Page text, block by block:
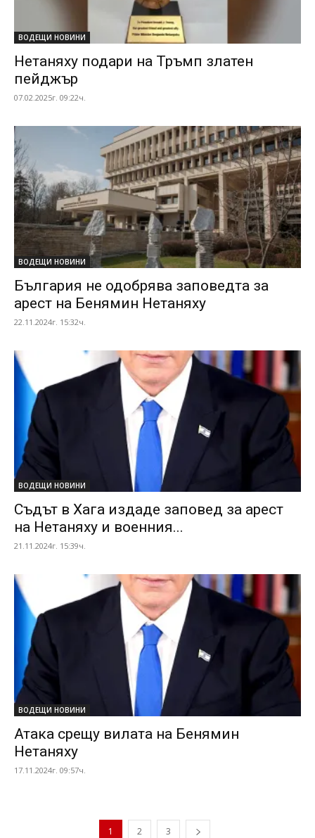
ВОДЕЩИ НОВИНИ
Нетаняху подари на Тръмп златен
пейджър
07.02.2025г. 09:22ч.
ВОДЕЩИ НОВИНИ
България не одобрява заповедта за
арест на Бенямин Нетаняху
22.11.2024г. 15:32ч.
ВОДЕЩИ НОВИНИ
Съдът в Хага издаде заповед за арест
на Нетаняху и военния...
21.11.2024г. 15:39ч.
ВОДЕЩИ НОВИНИ
Атака срещу вилата на Бенямин
Нетаняху
17.11.2024г. 09:57ч.
1 2 3